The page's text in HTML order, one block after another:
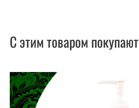
С этим товаром покупают